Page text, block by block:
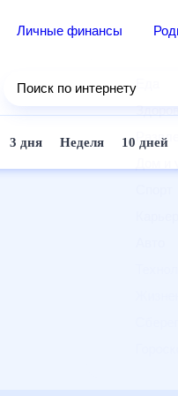
Личные финансы
Поиск по интернету
3 дня Неделя 10